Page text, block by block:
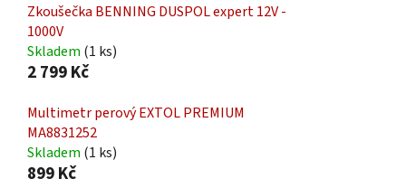
Zkoušečka BENNING DUSPOL expert 12V -
1000V
Skladem (1 ks)
2 799 Kč
Multimetr perový EXTOL PREMIUM
MA8831252
Skladem (1 ks)
899 Kč